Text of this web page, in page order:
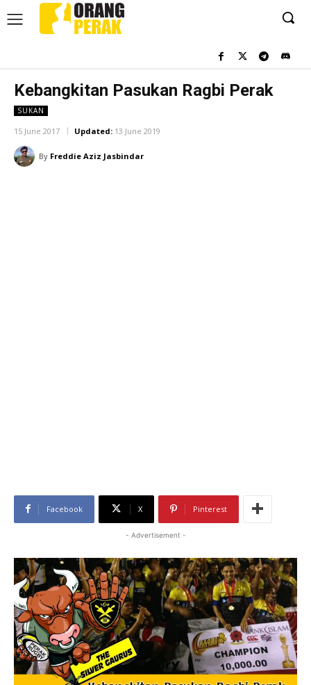
Kebangkitan Pasukan Ragbi Perak
SUKAN
15 June 2017 Updated: 13 June 2019
By Freddie Aziz Jasbindar
Facebook X Pinterest
- Advertisement -